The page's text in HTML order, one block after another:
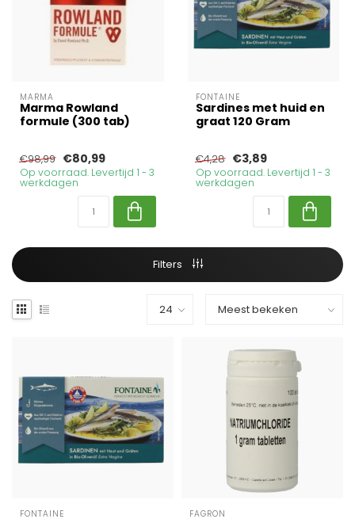
MARMA
Marma Rowland
formule (300 tab)
€98,99 €80,99
Op voorraad. Levertijd 1 - 3
werkdagen
FONTAINE
Sardines met huid en
graat 120 Gram
€4,28 €3,89
Op voorraad. Levertijd 1 - 3
werkdagen
Filters
FONTAINE FAGRON